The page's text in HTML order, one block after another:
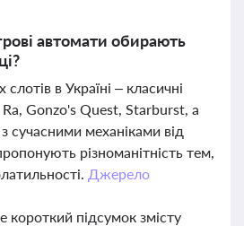
автомати обирають
в Україні – класичні
Gonzo's Quest, Starburst, а
сучасними механіками від
різноманітність тем,
Джерело
підсумок змісту